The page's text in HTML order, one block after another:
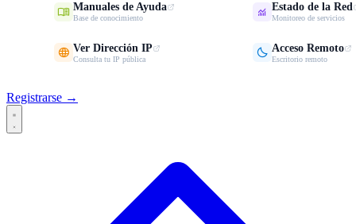
 Manuales de Ayuda
Base de conocimiento  Estado de la Red
Monitoreo de servicios
 Ver Dirección IP
Consulta tu IP pública  Acceso Remoto
Escritorio remoto
Registrarse →